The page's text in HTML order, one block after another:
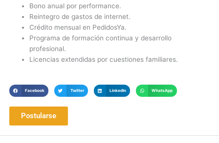
Bono anual por performance.
Reintegro de gastos de internet.
Crédito mensual en PedidosYa.
Programa de formación continua y desarrollo
profesional.
Licencias extendidas por cuestiones familiares.
Facebook Twitter LinkedIn WhatsApp
Postularse